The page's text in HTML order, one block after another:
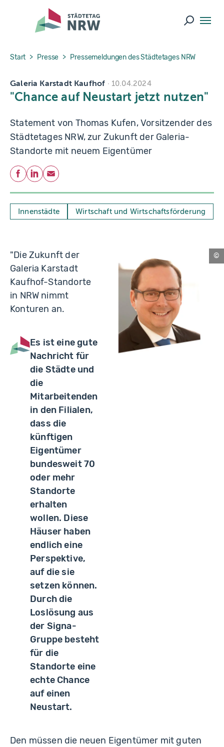
Skip to main navigation
Skip to main content
Skip to page footer
Suche
You are here:
Start Presse Pressemeldungen des Städtetages NRW
Galeria Karstadt Kaufhof 10.04.2024
"Chance auf Neustart jetzt nutzen"
Statement von Thomas Kufen, Vorsitzender des
Städtetages NRW, zur Zukunft der Galeria-
Standorte mit neuem Eigentümer
Teilen
Facebook
LinkedIn
E-Mail
Innenstädte Wirtschaft und Wirtschaftsförderung
"Die Zukunft der
Galeria Karstadt
Kaufhof-Standorte
in NRW nimmt
Konturen an.
Es ist eine gute
Nachricht für
die Städte und
die
Mitarbeitenden
in den Filialen,
dass die
künftigen
Eigentümer
bundesweit 70
oder mehr
Standorte
erhalten
wollen. Diese
Häuser haben
endlich eine
Perspektive,
auf die sie
setzen können.
Durch die
Loslösung aus
der Signa-
Gruppe besteht
für die
Standorte eine
echte Chance
auf einen
Neustart.
Den müssen die neuen Eigentümer mit guten